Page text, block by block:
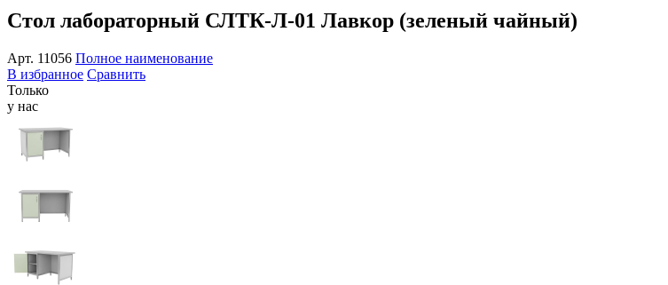
Стол лабораторный СЛТК-Л-01 Лавкор (зеленый чайный)
Арт. 11056 Полное наименование
В избранное Сравнить
Только
у нас